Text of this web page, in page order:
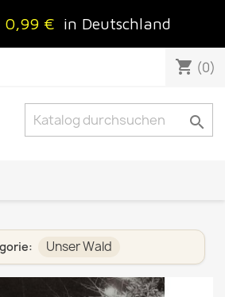
0,99 € in Deutschland
shopping_cart (0)

Unser Wald